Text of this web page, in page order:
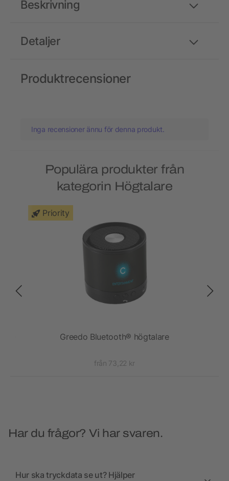
Detaljer
Beskrivning
Produktrecensioner
Inga recensioner ännu för denna produkt.
Populära produkter från
kategorin Högtalare
Priority
Greedo Bluetooth® högtalare
från 73,22 kr
Har du frågor? Vi har svaren.
Hur ska tryckdata se ut? Hjälper